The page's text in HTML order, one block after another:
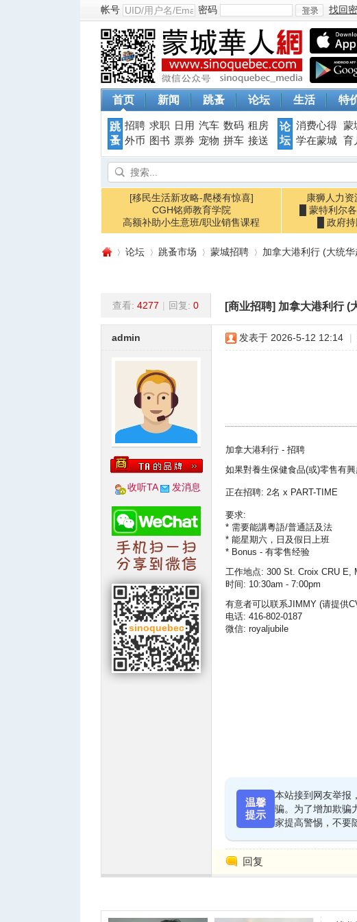
帐号 密码
登
录
找回
首页 新闻 跳蚤 论坛 生活 特
跳
蚤
招聘 求职 日用 汽车 数码 租房
外币
图书 票券 宠物 拼车 接送
论
坛
消费心得 蒙
学在蒙城 育
[移民生活新攻略-爬楼有惊喜]
CGH铭师教育学院
高额补助小生意班/职业销售课程
康狮人力
█ 蒙特利尔
█ 政府
»
论坛
›
跳蚤市场
›
蒙城招聘
›
加拿大港利行 (大统华
查看: 4277 | 回复: 0 [商业招聘] 加拿大港利行 (
admin
收听TA 发消息
发表于 2026-5-12 12:14 |
加拿大港利行 - 招聘
如果對養生保健食品(或)零售有
正在招聘: 2名 x PART-TIME
要求:
* 需要能講粵語/普通話及法
* ⁠能星期六，日及假日上班
* ⁠Bonus - 有零售经验
工作地点: 300 St. Croix CRU E,
时间: 10:30am - 7:00pm
有意者可以联系JIMMY (请提供
电话: 416-802-0187
微信: royaljubile
温馨
提示
本站接到网友举报
骗。为了增加欺骗
家提高警惕，不要
回复